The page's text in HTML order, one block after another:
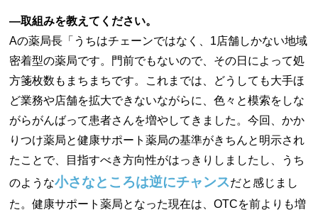
―取組みを教えてください。
Aの薬局長「うちはチェーンではなく、1店舗しかない地域
密着型の薬局です。門前でもないので、その日によって処
方箋枚数もまちまちです。これまでは、どうしても大手ほ
ど業務や店舗を拡大できないながらに、色々と模索をしな
がらがんばって患者さんを増やしてきました。今回、かか
りつけ薬局と健康サポート薬局の基準がきちんと明示され
たことで、目指すべき方向性がはっきりしましたし、うち
のような小さなところは逆にチャンスだと感じまし
た。健康サポート薬局となった現在は、OTCを前よりも増